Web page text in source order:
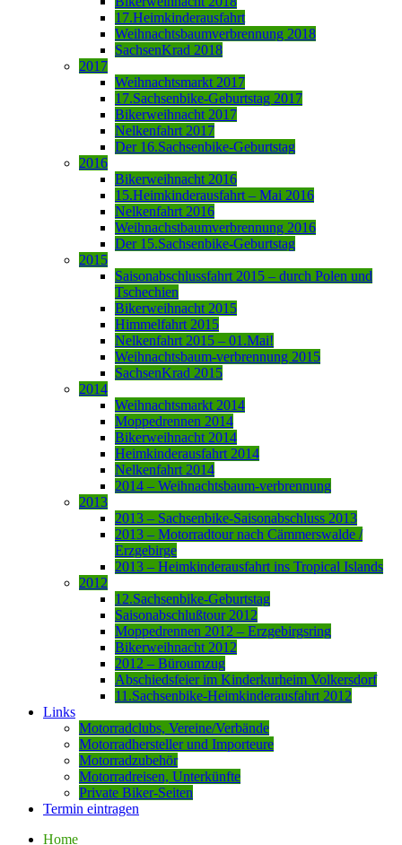
17.Heimkinderausfahrt
Weihnachtsbaumverbrennung 2018
SachsenKrad 2018
2017
Weihnachtsmarkt 2017
17.Sachsenbike-Geburtstag 2017
Bikerweihnacht 2017
Nelkenfahrt 2017
Der 16.Sachsenbike-Geburtstag
2016
Bikerweihnacht 2016
15.Heimkinderausfahrt – Mai 2016
Nelkenfahrt 2016
Weihnachstbaumverbrennung 2016
Der 15.Sachsenbike-Geburtstag
2015
Saisonabschlussfahrt 2015 – durch Polen und
Tschechien
Bikerweihnacht 2015
Himmelfahrt 2015
Nelkenfahrt 2015 – 01.Mai!
Weihnachtsbaum-verbrennung 2015
SachsenKrad 2015
2014
Weihnachtsmarkt 2014
Moppedrennen 2014
Bikerweihnacht 2014
Heimkinderausfahrt 2014
Nelkenfahrt 2014
2014 – Weihnachtsbaum-verbrennung
2013
2013 – Sachsenbike-Saisonabschluss 2013
2013 – Motorradtour nach Cämmerswalde /
Erzgebirge
2013 – Heimkinderausfahrt ins Tropical Islands
2012
12.Sachsenbike-Geburtstag
Saisonabschlußtour 2012
Moppedrennen 2012 – Erzgebirgsring
Bikerweihnacht 2012
2012 – Büroumzug
Abschiedsfeier im Kinderkurheim Volkersdorf
11.Sachsenbike-Heimkinderausfahrt 2012
Links
Motorradclubs, Vereine/Verbände
Motorradhersteller und Importeure
Motorradzubehör
Motorradreisen, Unterkünfte
Private Biker-Seiten
Termin eintragen
Home